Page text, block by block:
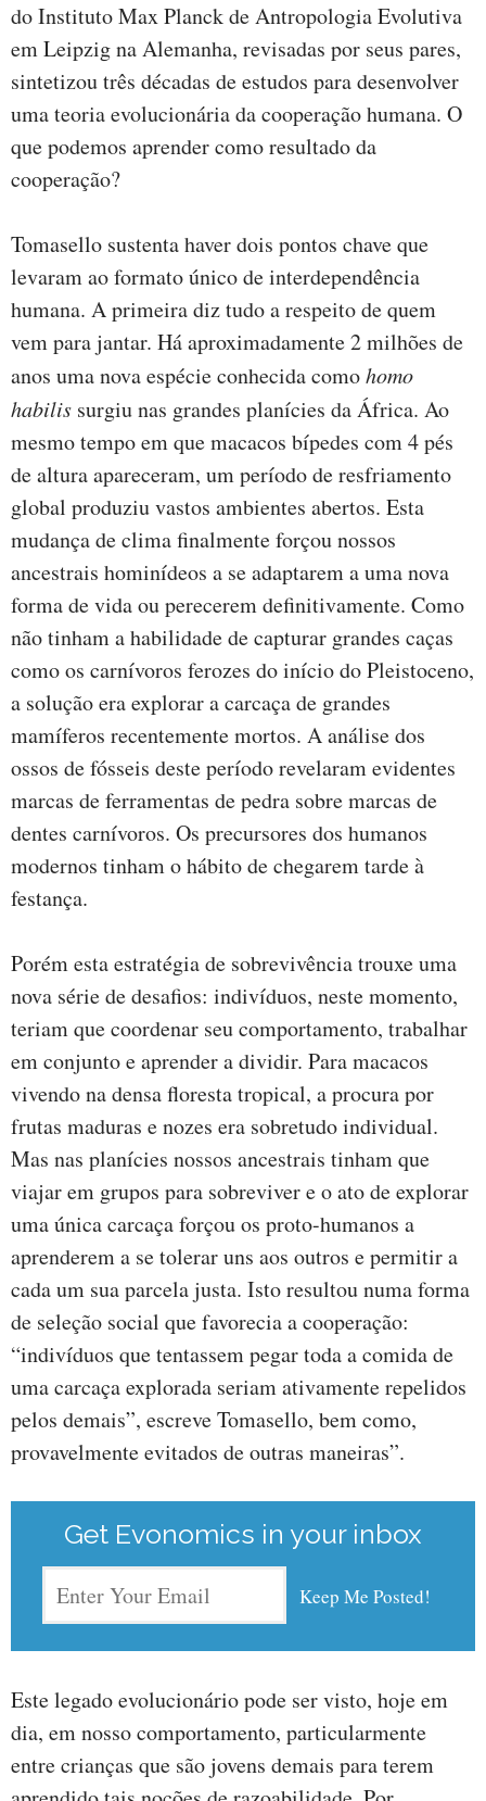
do Instituto Max Planck de Antropologia Evolutiva
em Leipzig na Alemanha, revisadas por seus pares,
sintetizou três décadas de estudos para desenvolver
uma teoria evolucionária da cooperação humana. O
que podemos aprender como resultado da
cooperação?
Tomasello sustenta haver dois pontos chave que
levaram ao formato único de interdependência
humana. A primeira diz tudo a respeito de quem
vem para jantar. Há aproximadamente 2 milhões de
anos uma nova espécie conhecida comohomo
habilis surgiu nas grandes planícies da África. Ao
mesmo tempo em que macacos bípedes com 4 pés
de altura apareceram, um período de resfriamento
global produziu vastos ambientes abertos. Esta
mudança de clima finalmente forçou nossos
ancestrais hominídeos a se adaptarem a uma nova
forma de vida ou perecerem definitivamente. Como
não tinham a habilidade de capturar grandes caças
como os carnívoros ferozes do início do Pleistoceno,
a solução era explorar a carcaça de grandes
mamíferos recentemente mortos. A análise dos
ossos de fósseis deste período revelaram evidentes
marcas de ferramentas de pedra sobre marcas de
dentes carnívoros. Os precursores dos humanos
modernos tinham o hábito de chegarem tarde à
festança.
Porém esta estratégia de sobrevivência trouxe uma
nova série de desafios: indivíduos, neste momento,
teriam que coordenar seu comportamento, trabalhar
em conjunto e aprender a dividir. Para macacos
vivendo na densa floresta tropical, a procura por
frutas maduras e nozes era sobretudo individual.
Mas nas planícies nossos ancestrais tinham que
viajar em grupos para sobreviver e o ato de explorar
uma única carcaça forçou os proto-humanos a
aprenderem a se tolerar uns aos outros e permitir a
cada um sua parcela justa. Isto resultou numa forma
de seleção social que favorecia a cooperação:
“indivíduos que tentassem pegar toda a comida de
uma carcaça explorada seriam ativamente repelidos
pelos demais”, escreve Tomasello, bem como,
provavelmente evitados de outras maneiras”.
Get Evonomics in your inbox
Este legado evolucionário pode ser visto, hoje em
dia, em nosso comportamento, particularmente
entre crianças que são jovens demais para terem